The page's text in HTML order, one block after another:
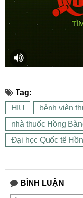
Tag:
HIU
bệnh viện
nhà thuốc Hồng
Đại học Quốc tế
BÌNH LUẬN